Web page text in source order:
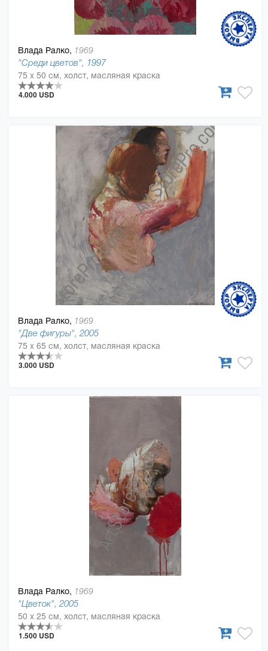
Влада Ралко, 1969
"Среди цветов", 1997
75 x 50 см, холст, масляная краска
4.000 USD
Влада Ралко, 1969
"Две фигуры", 2005
75 x 65 см, холст, масляная краска
3.000 USD
Влада Ралко, 1969
"Цветок", 2005
50 x 25 см, холст, масляная краска
1.500 USD